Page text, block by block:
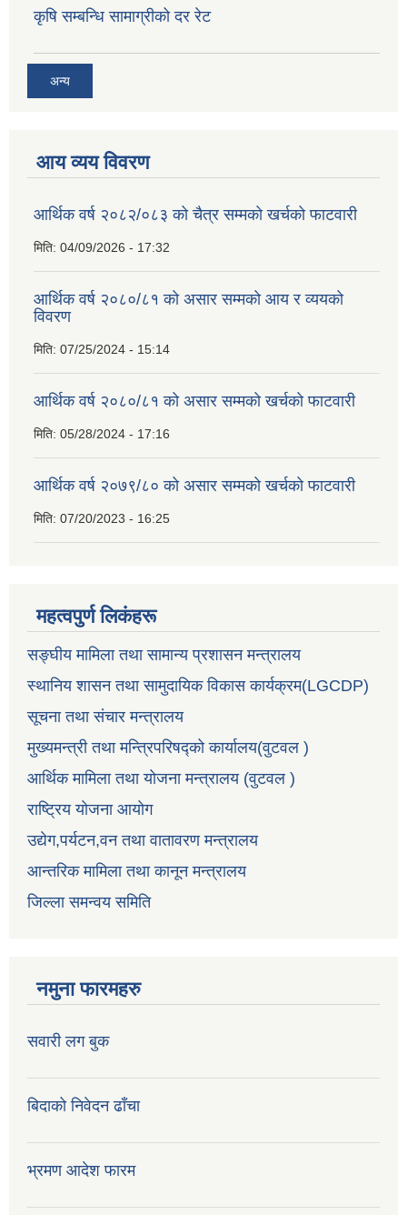
कृषि सम्बन्धि सामाग्रीको दर रेट
अन्य
आय व्यय विवरण
आर्थिक वर्ष २०८२/०८३ को चैत्र सम्मको खर्चको फाटवारी
मिति: 04/09/2026 - 17:32
आर्थिक वर्ष २०८०/८१ को असार सम्मको आय र व्ययको
विवरण
मिति: 07/25/2024 - 15:14
आर्थिक वर्ष २०८०/८१ को असार सम्मको खर्चको फाटवारी
मिति: 05/28/2024 - 17:16
आर्थिक वर्ष २०७९/८० को असार सम्मको खर्चको फाटवारी
मिति: 07/20/2023 - 16:25
महत्वपुर्ण लिकंहरू
सङ्घीय मामिला तथा सामान्य प्रशासन मन्त्रालय
स्थानिय शासन तथा सामुदायिक विकास कार्यक्रम(LGCDP)
सूचना तथा संचार मन्त्रालय
मुख्यमन्त्री तथा मन्त्रिपरिषद्को कार्यालय(वुटवल )
आर्थिक मामिला तथा योजना मन्त्रालय (वुटवल )
राष्ट्रिय योजना आयोग
उद्येग,पर्यटन,वन तथा वातावरण मन्त्रालय
आन्तरिक मामिला तथा कानून मन्त्रालय
जिल्ला समन्वय समिति
नमुना फारमहरु
सवारी लग बुक
बिदाको निवेदन ढाँचा
भ्रमण आदेश फारम